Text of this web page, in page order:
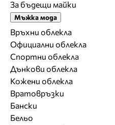
За бъдещи майки
Мъжка мода
Връхни облекла
Официални облекла
Спортни облекла
Дънкови облекла
Кожени облекла
Вратовръзки
Бански
Бельо